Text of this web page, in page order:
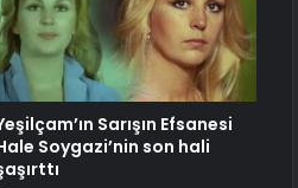
Sarışın Efsanesi
Soygazi’nin son hali